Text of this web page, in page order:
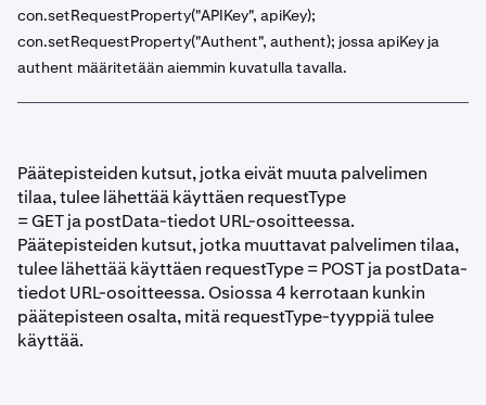
con.setRequestProperty("APIKey", apiKey);
con.setRequestProperty("Authent", authent); jossa apiKey ja
authent määritetään aiemmin kuvatulla tavalla.
Päätepisteiden kutsut, jotka eivät muuta palvelimen
tilaa, tulee lähettää käyttäen requestType
= GET ja postData-tiedot URL-osoitteessa.
Päätepisteiden kutsut, jotka muuttavat palvelimen tilaa,
tulee lähettää käyttäen requestType = POST ja postData-
tiedot URL-osoitteessa. Osiossa 4 kerrotaan kunkin
päätepisteen osalta, mitä requestType-tyyppiä tulee
käyttää.